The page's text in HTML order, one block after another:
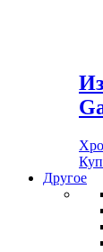
Другое